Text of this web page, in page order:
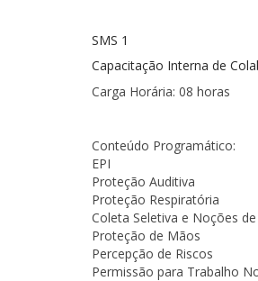
SMS 1
Capacitação Interna de
Carga Horária: 08 horas
Conteúdo Programático:
EPI
Proteção Auditiva
Proteção Respiratória
Coleta Seletiva e Noções
Proteção de Mãos
Percepção de Riscos
Permissão para Trabalho